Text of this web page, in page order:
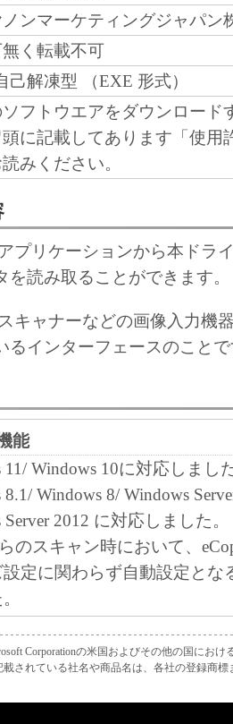
ソフトウェア」に含まれる
センサーの著作権表示を変
はなりません。
・免責
ウェア」は、『現状のまま
の販売代理店または販売店
ア」に関して、商品性およ
を含め、いかなる保証も、
キヤノンの子会社、キヤノ
店または販売店のいずれも
の他の派生的または付随的
れない全ての損害を言いま
められる限り、一切の責任
とえ、キヤノン、キヤノンの
、それらの販売代理店または
について知らされていた場合
キヤノンの子会社、キヤノ
理店または販売店のいずれも
は「本ソフトウェア」の使用
第三者との間に生じたいか
任を負わないものとします。
ノンマーケティングジャパン
く転載不可
己解凍型 （EXE 形式）
ソフトウエアをダウンロード
頭に記載してあります「使用
みください。
プリケーションから本ドラ
を読み取ることができます。
キャナーなどの画像入力機
るインターフェースのこと
能
11/ Windows 10に対応しまし
8.1/ Windows 8/ Windows
2012 に対応しました。
のスキャン時において、
定に関わらず自動設定とな
サイズの両面読み込み時の
ら「フリーサイズ」に変更
択ツールにてデバイス検索
Corporationの米国およびその他の国におけ
載されている社名や商品名は、各社の登録商標